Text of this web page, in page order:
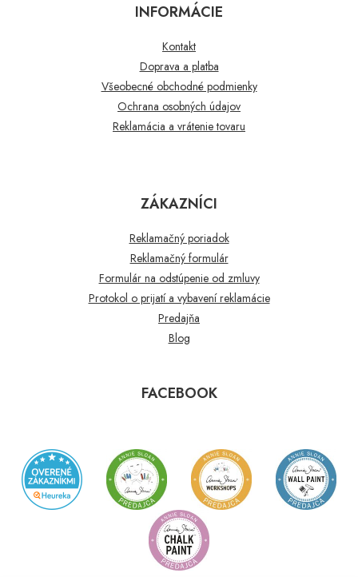
INFORMÁCIE
Kontakt
Doprava a platba
Všeobecné obchodné podmienky
Ochrana osobných údajov
Reklamácia a vrátenie tovaru
ZÁKAZNÍCI
Reklamačný poriadok
Reklamačný formulár
Formulár na odstúpenie od zmluvy
Protokol o prijatí a vybavení reklamácie
Predajňa
Blog
FACEBOOK